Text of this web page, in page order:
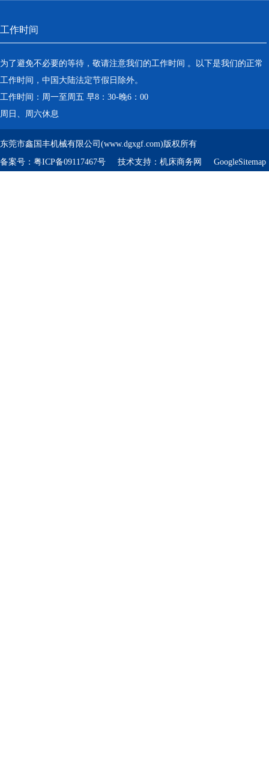
工作时间
为了避免不必要的等待，敬请注意我们的工作时间 。以下是我们的正常
工作时间，中国大陆法定节假日除外。
工作时间：周一至周五 早8：30-晚6：00
周日、周六休息
东莞市鑫国丰机械有限公司(www.dgxgf.com)版权所有
备案号： 粤ICP备09117467号 技术支持： 机床商务网 GoogleSitemap